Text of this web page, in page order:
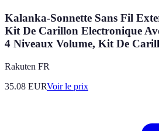
Kalanka-Sonnette Sans Fil
Kit De Carillon Electronique
4 Niveaux Volume, Kit De
Rakuten FR
35.08 EURVoir le prix